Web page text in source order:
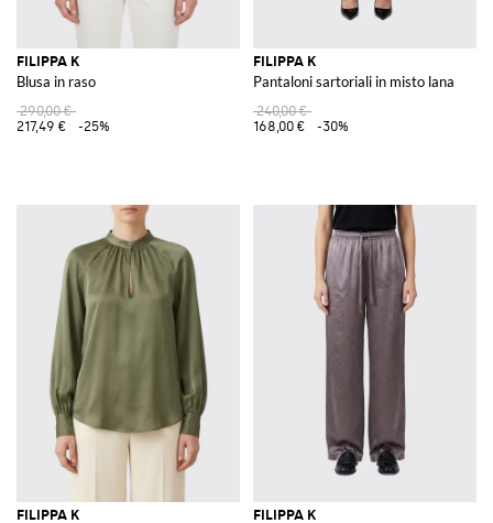
FILIPPA K
Blusa in raso
290,00 €
217,49 €
-25%
FILIPPA K
Pantaloni sartoriali in misto lana
240,00 €
168,00 €
-30%
FILIPPA K FILIPPA K